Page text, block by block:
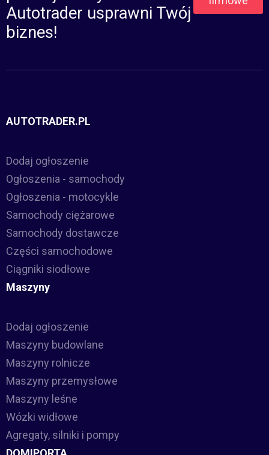
Autotrader usprawni Twój
biznes!
AUTOTRADER.PL
Dodaj ogłoszenie
Ogłoszenia - samochody
Ogłoszenia - motocykle
Samochody ciężarowe
Samochody dostawcze
Części samochodowe
Ciągniki siodłowe
Maszyny
Dodaj ogłoszenie
Maszyny budowlane
Maszyny rolnicze
Maszyny przemysłowe
Maszyny leśne
Wózki widłowe
Agregaty, silniki i pompy